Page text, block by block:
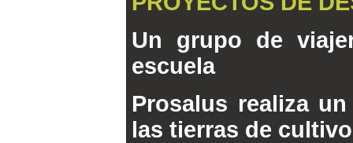
Un grupo de
escuela
Prosalus realiza
las tierras de